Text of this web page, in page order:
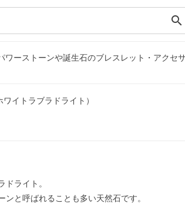
search
ーストーンや誕生石のブレスレット・アクセ
イトラブラドライト）
ドライト。
と呼ばれることも多い天然石です。